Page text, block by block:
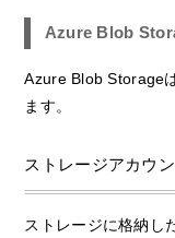
Azure Blob
Azure Blob Storage
ます。
ストレージアカウン
ストレージに格納し